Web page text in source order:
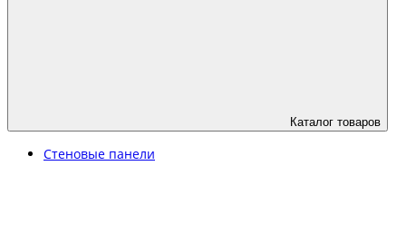
Каталог товаров
Стеновые панели